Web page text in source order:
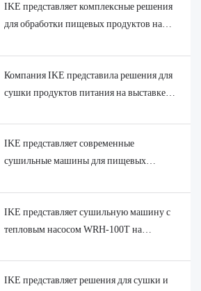
IKE представляет комплексные решения
для обработки пищевых продуктов на
Компания IKE представила решения для
сушки продуктов питания на выставке
IKE представляет современные
сушильные машины для пищевых
«Агропродмаш-2025» в Москве
IKE представляет сушильную машину с
тепловым насосом WRH-100T на
промышленности Узбекистана
IKE представляет решения для сушки и